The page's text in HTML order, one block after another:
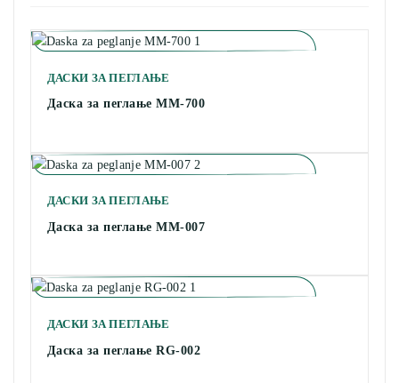
ДАСКИ ЗА ПЕГЛАЊЕ
Даска за пеглање MM-700
ДАСКИ ЗА ПЕГЛАЊЕ
Даска за пеглање MM-007
ДАСКИ ЗА ПЕГЛАЊЕ
Даска за пеглање RG-002